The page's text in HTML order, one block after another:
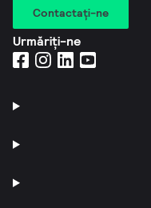
Contactaţi-ne
Urmăriți-ne